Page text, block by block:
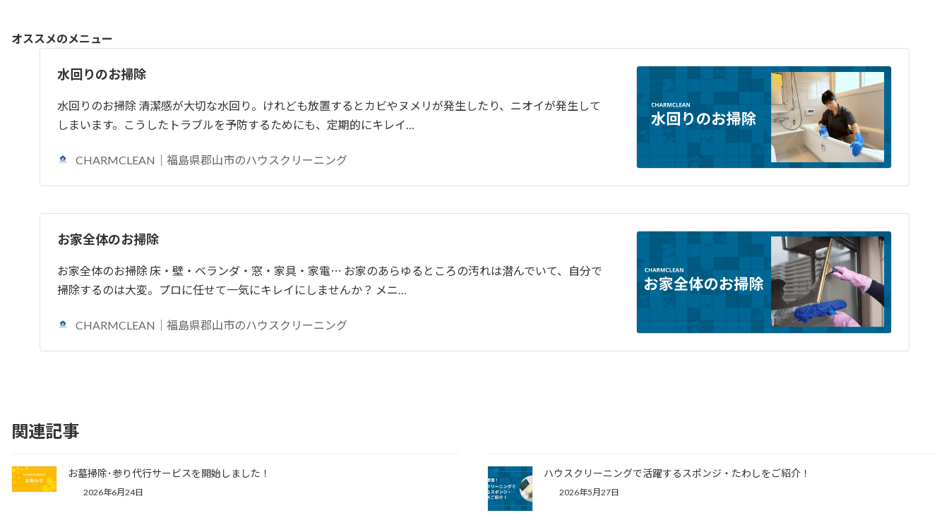
オススメのメニュー
水回りのお掃除
水回りのお掃除 清潔感が大切な水回り。けれども放置するとカビやヌメリが発生したり、ニオイが発生して
しまいます。こうしたトラブルを予防するためにも、定期的にキレイ…
CHARMCLEAN｜福島県郡山市のハウスクリーニング
お家全体のお掃除
お家全体のお掃除 床・壁・ベランダ・窓・家具・家電⋯ お家のあらゆるところの汚れは潜んでいて、自分で
掃除するのは大変。プロに任せて一気にキレイにしませんか？ メニ…
CHARMCLEAN｜福島県郡山市のハウスクリーニング
関連記事
お墓掃除･参り代行サービスを開始しました！
2026年6月24日
ハウスクリーニングで活躍するスポンジ・たわしをご紹介！
2026年5月27日